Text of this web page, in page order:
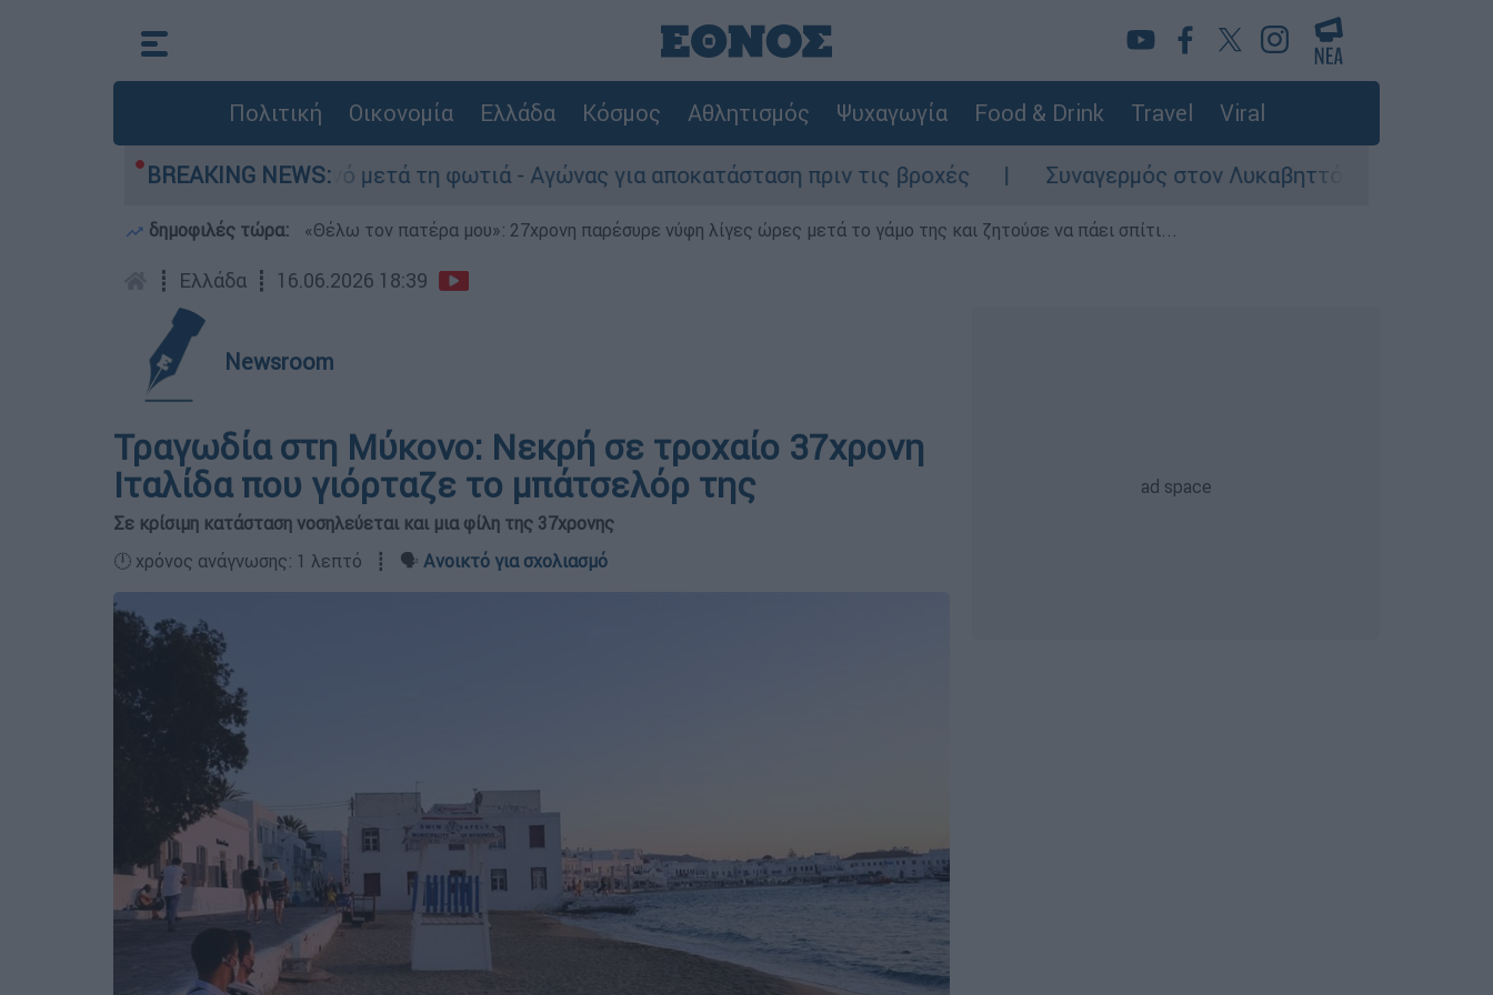
Πολιτική Οικονομία Ελλάδα Κόσμος Αθλητισμός Ψυχαγωγία Food & Drink Travel Viral
BREAKING NEWS:
στο Πόρτο Γερμανό μετά τη φωτιά - Αγώνας για αποκατάσταση πριν τις βροχές Συναγερμός στον Λυκαβηττό: Σορός σε
δημοφιλές τώρα: «Θέλω τον πατέρα μου»: 27χρονη παρέσυρε νύφη λίγες ώρες μετά το γάμο της και ζητούσε να πάει σπίτι...
┋ Ελλάδα ┋ 16.06.2026 18:39
Newsroom
Τραγωδία στη Μύκονο: Νεκρή σε τροχαίο 37χρονη
Ιταλίδα που γιόρταζε το μπάτσελόρ της
Σε κρίσιμη κατάσταση νοσηλεύεται και μια φίλη της 37χρονης
🕛 χρόνος ανάγνωσης: 1 λεπτό ┋ 🗣️ Ανοικτό για σχολιασμό